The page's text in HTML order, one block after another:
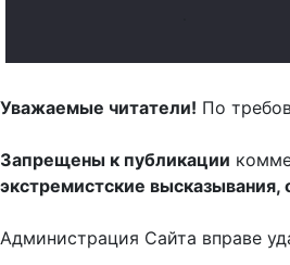
Уважаемые читатели! По
Запрещены к публикации
экстремистские высказывания,
Администрация Сайта вправе